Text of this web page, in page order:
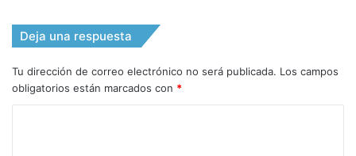
Deja una respuesta
Tu dirección de correo electrónico no será publicada. Los campos
obligatorios están marcados con *